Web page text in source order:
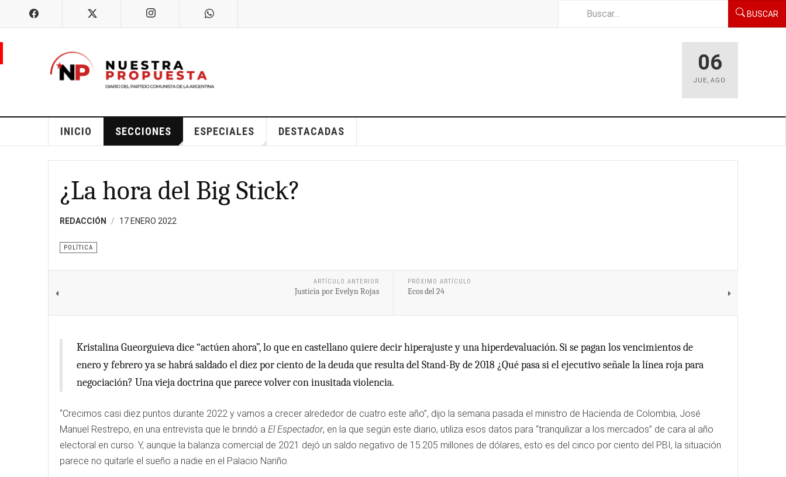
BUSCAR
06
JUE,AGO
INICIO SECCIONES ESPECIALES DESTACADAS
¿La hora del Big Stick?
REDACCIÓN 17 ENERO 2022
POLÍTICA
ARTÍCULO ANTERIOR
Justicia por Evelyn Rojas
PRÓXIMO ARTÍCULO
Ecos del 24
Kristalina Gueorguieva dice “actúen ahora”, lo que en castellano quiere decir hiperajuste y una hiperdevaluación. Si se pagan los vencimientos de
enero y febrero ya se habrá saldado el diez por ciento de la deuda que resulta del Stand-By de 2018 ¿Qué pasa si el ejecutivo señale la línea roja para
negociación? Una vieja doctrina que parece volver con inusitada violencia.
“Crecimos casi diez puntos durante 2022 y vamos a crecer alrededor de cuatro este año”, dijo la semana pasada el ministro de Hacienda de Colombia, José
Manuel Restrepo, en una entrevista que le brindó a El Espectador, en la que según este diario, utiliza esos datos para “tranquilizar a los mercados” de cara al año
electoral en curso. Y, aunque la balanza comercial de 2021 dejó un saldo negativo de 15.205 millones de dólares, esto es del cinco por ciento del PBI, la situación
parece no quitarle el sueño a nadie en el Palacio Nariño.